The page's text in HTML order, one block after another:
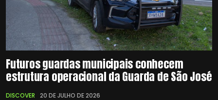
Futuros guardas municipais conhecem
estrutura operacional da Guarda de São José
DISCOVER 20 DE JULHO DE 2026